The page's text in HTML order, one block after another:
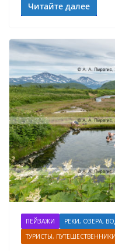
Читайте далее
ПЕЙЗАЖИ
РЕКИ, ОЗЕРА,
ТУРИСТЫ, ПУТЕШЕСТВЕННИКИ